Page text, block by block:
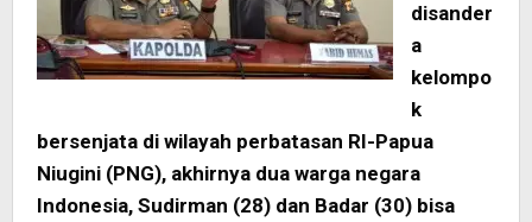
disander
a
kelompo
k
bersenjata di wilayah perbatasan RI-Papua
Niugini (PNG), akhirnya dua warga negara
Indonesia, Sudirman (28) dan Badar (30) bisa